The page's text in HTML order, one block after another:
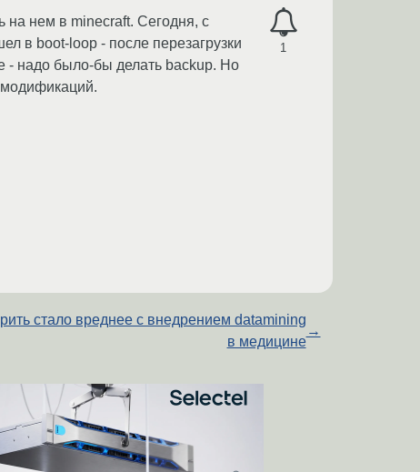
1
на нем в minecraft. Сегодня, с
в boot-loop - после перезагрузки
- надо было-бы делать backup. Но
стало вреднее с внедрением datamining
в медицине
→